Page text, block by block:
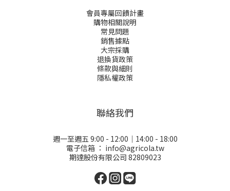
會員專屬回饋計畫
購物相關說明
常見問題
銷售據點
大宗採購
退換貨政策
條款與細則
隱私權政策
聯絡我們
週一至週五 9:00 - 12:00｜14:00 - 18:00
電子信箱 ： info@agricola.tw
期達股份有限公司 82809023